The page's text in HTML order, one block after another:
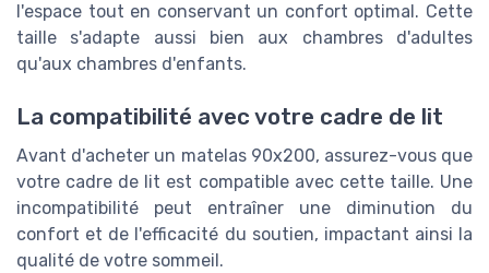
l'espace tout en conservant un confort optimal. Cette
taille s'adapte aussi bien aux chambres d'adultes
qu'aux chambres d'enfants.
La compatibilité avec votre cadre de lit
Avant d'acheter un matelas 90x200, assurez-vous que
votre cadre de lit est compatible avec cette taille. Une
incompatibilité peut entraîner une diminution du
confort et de l'efficacité du soutien, impactant ainsi la
qualité de votre sommeil.